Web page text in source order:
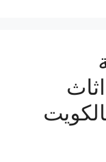
اثاث